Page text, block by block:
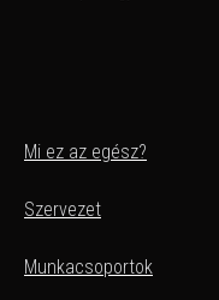
Mi ez az egész?
Szervezet
Munkacsoportok